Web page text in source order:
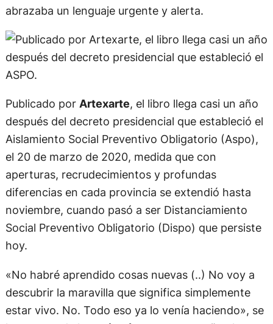
abrazaba un lenguaje urgente y alerta.
Publicado por Artexarte, el libro llega casi un año
después del decreto presidencial que estableció el
Aislamiento Social Preventivo Obligatorio (Aspo),
el 20 de marzo de 2020, medida que con
aperturas, recrudecimientos y profundas
diferencias en cada provincia se extendió hasta
noviembre, cuando pasó a ser Distanciamiento
Social Preventivo Obligatorio (Dispo) que persiste
hoy.
«No habré aprendido cosas nuevas (..) No voy a
descubrir la maravilla que significa simplemente
estar vivo. No. Todo eso ya lo venía haciendo», se